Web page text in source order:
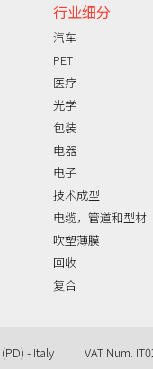
行业细分
汽车
PET
医疗
光学
包装
电器
电子
技术成型
电缆，管道和型材
吹塑薄膜
回收
复合
- Italy VAT Num.